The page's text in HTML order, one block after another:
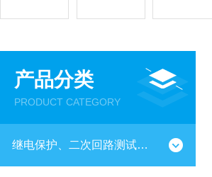
产品分类
PRODUCT CATEGORY
继电保护、二次回路测试仪器